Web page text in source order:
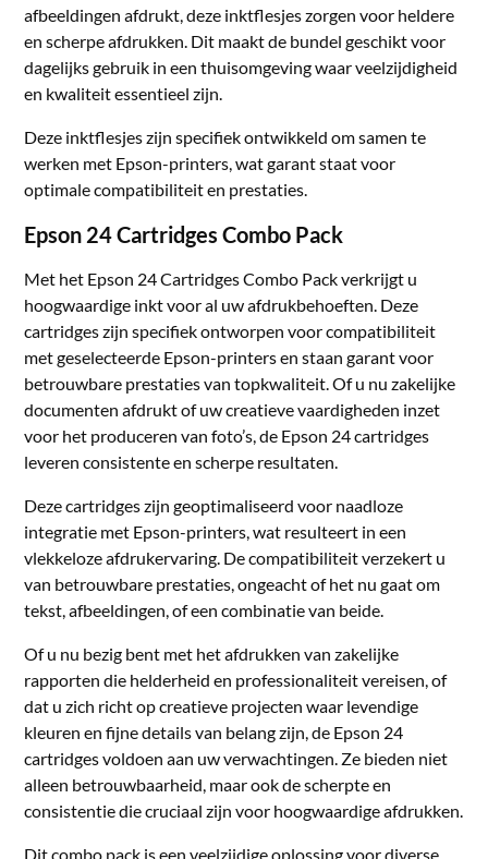
afbeeldingen afdrukt, deze inktflesjes zorgen voor heldere
en scherpe afdrukken. Dit maakt de bundel geschikt voor
dagelijks gebruik in een thuisomgeving waar veelzijdigheid
en kwaliteit essentieel zijn.
Deze inktflesjes zijn specifiek ontwikkeld om samen te
werken met Epson-printers, wat garant staat voor
optimale compatibiliteit en prestaties.
Epson 24 Cartridges Combo Pack
Met het Epson 24 Cartridges Combo Pack verkrijgt u
hoogwaardige inkt voor al uw afdrukbehoeften. Deze
cartridges zijn specifiek ontworpen voor compatibiliteit
met geselecteerde Epson-printers en staan garant voor
betrouwbare prestaties van topkwaliteit. Of u nu zakelijke
documenten afdrukt of uw creatieve vaardigheden inzet
voor het produceren van foto’s, de Epson 24 cartridges
leveren consistente en scherpe resultaten.
Deze cartridges zijn geoptimaliseerd voor naadloze
integratie met Epson-printers, wat resulteert in een
vlekkeloze afdrukervaring. De compatibiliteit verzekert u
van betrouwbare prestaties, ongeacht of het nu gaat om
tekst, afbeeldingen, of een combinatie van beide.
Of u nu bezig bent met het afdrukken van zakelijke
rapporten die helderheid en professionaliteit vereisen, of
dat u zich richt op creatieve projecten waar levendige
kleuren en fijne details van belang zijn, de Epson 24
cartridges voldoen aan uw verwachtingen. Ze bieden niet
alleen betrouwbaarheid, maar ook de scherpte en
consistentie die cruciaal zijn voor hoogwaardige afdrukken.
Dit combo pack is een veelzijdige oplossing voor diverse